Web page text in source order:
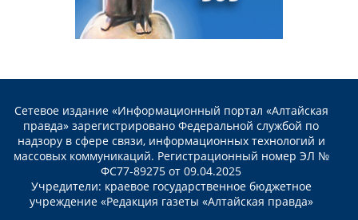
Сетевое издание «Информационный портал «Алтайская
правда» зарегистрировано Федеральной службой по
надзору в сфере связи, информационных технологий и
массовых коммуникаций. Регистрационный номер ЭЛ №
ФС77-89275 от 09.04.2025
Учредители: краевое государственное бюджетное
учреждение «Редакция газеты «Алтайская правда»